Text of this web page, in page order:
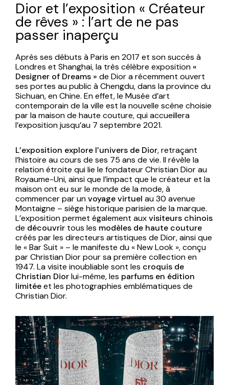
Dior et l’exposition « Créateur
de rêves » : l’art de ne pas
passer inaperçu
Après ses débuts à Paris en 2017 et son succès à
Londres et Shanghai, la très célèbre exposition«
Designer of Dreams » de Dior a récemment ouvert
ses portes au public à Chengdu, dans la province du
Sichuan, en Chine. En effet, le Musée d’art
contemporain de la ville est la nouvelle scène choisie
par la maison de haute couture, qui accueillera
l’exposition jusqu’au 7 septembre 2021.
L’exposition explore l’univers de Dior, retraçant
l’histoire au cours de ses 75 ans de vie. Il révèle la
relation étroite qui lie le fondateur Christian Dior au
Royaume-Uni, ainsi que l’impact que le créateur et la
maison ont eu sur le monde de la mode, à
commencer par unvoyage virtuel au 30 avenue
Montaigne – siège historique parisien de la marque.
L’exposition permet également auxvisiteurs chinois
de découvrir tous les modèles de haute couture
créés par les directeurs artistiques de Dior, ainsi que
le « Bar Suit » – le manifeste du « New Look », conçu
par Christian Dior pour sa première collection en
1947. La visite inoubliable sont les croquis de
Christian Diorlui-même, les parfums en édition
limitéeet les photographies emblématiques de
Christian Dior.